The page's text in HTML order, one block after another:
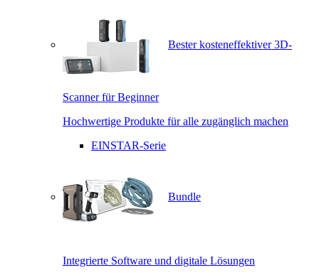
Bester kosteneffektiver 3D-
Scanner für Beginner
Hochwertige Produkte für alle zugänglich machen
EINSTAR-Serie
Bundle
Integrierte Software und digitale Lösungen